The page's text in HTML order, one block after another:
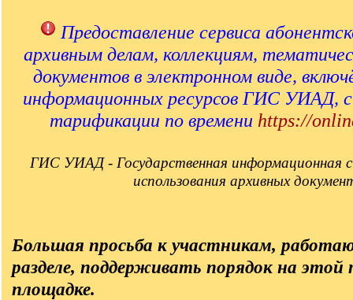
Предоставление сервиса
архивным делам, коллекциям,
документов в электронном виде,
информационных ресурсов ГИС УИАД,
тарификации по времени https://
ГИС УИАД - Государственная информационная
использования архивных
Большая просьба к участникам,
разделе, поддерживать порядок на этой
площадке.